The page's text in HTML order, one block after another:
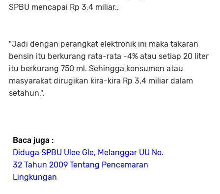
SPBU mencapai Rp 3,4 miliar.,
"Jadi dengan perangkat elektronik ini maka takaran
bensin itu berkurang rata-rata -4% atau setiap 20 liter
itu berkurang 750 ml. Sehingga konsumen atau
masyarakat dirugikan kira-kira Rp 3,4 miliar dalam
setahun,".
Baca juga :
Diduga SPBU Ulee Gle, Melanggar UU No.
32 Tahun 2009 Tentang Pencemaran
Lingkungan